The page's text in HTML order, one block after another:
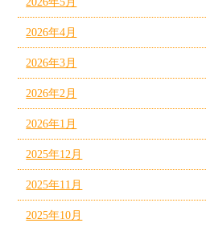
2026年4月
2026年3月
2026年2月
2026年1月
2025年12月
2025年11月
2025年10月